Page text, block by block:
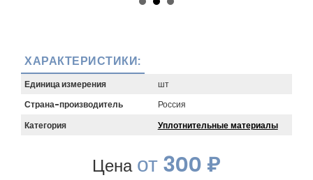
ХАРАКТЕРИСТИКИ:
Единица измерения
шт
Страна-производитель
Россия
Категория
Уплотнительные материалы
Ценаот300 ₽